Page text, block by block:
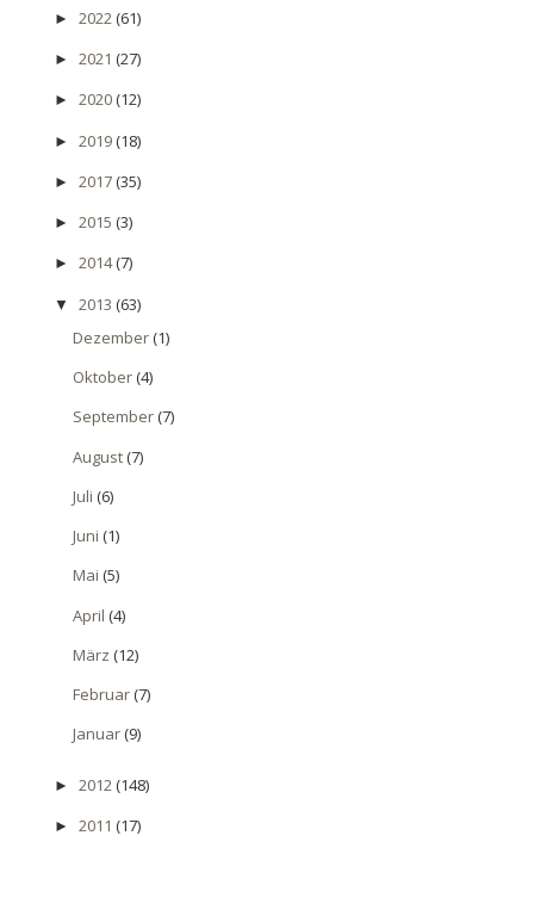
► 2022(61)
► 2021 (27)
► 2020(12)
► 2019(18)
► 2017(35)
► 2015 (3)
► 2014(7)
▼ 2013 (63)
Dezember(1)
Oktober(4)
September(7)
August(7)
Juli (6)
Juni (1)
Mai (5)
April (4)
März (12)
Februar(7)
Januar(9)
► 2012(148)
► 2011 (17)